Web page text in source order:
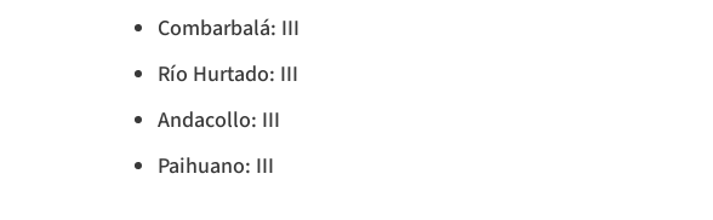
Combarbalá: III
Río Hurtado: III
Andacollo: III
Paihuano: III